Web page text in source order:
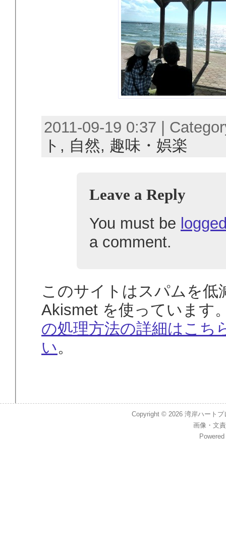
2011-09-19 0:37 |
ト, 自然, 趣味・娯楽
Leave a Reply
You must be
a comment.
このサイトはスパムを低
Akismet を使っています
の処理方法の詳細はこち
い。
Copyright © 2026湾岸ハート
画像 ・ 文